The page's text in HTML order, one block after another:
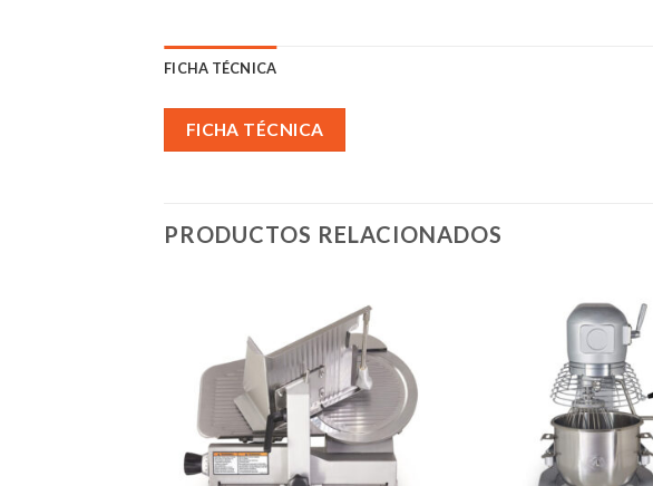
FICHA TÉCNICA
FICHA TÉCNICA
PRODUCTOS RELACIONADOS
Añadir
a la
lista de
deseos